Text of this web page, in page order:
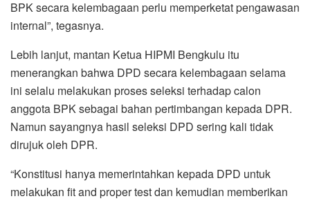
BPK secara kelembagaan perlu memperketat pengawasan
internal”, tegasnya.
Lebih lanjut, mantan Ketua HIPMI Bengkulu itu
menerangkan bahwa DPD secara kelembagaan selama
ini selalu melakukan proses seleksi terhadap calon
anggota BPK sebagai bahan pertimbangan kepada DPR.
Namun sayangnya hasil seleksi DPD sering kali tidak
dirujuk oleh DPR.
“Konstitusi hanya memerintahkan kepada DPD untuk
melakukan fit and proper test dan kemudian memberikan